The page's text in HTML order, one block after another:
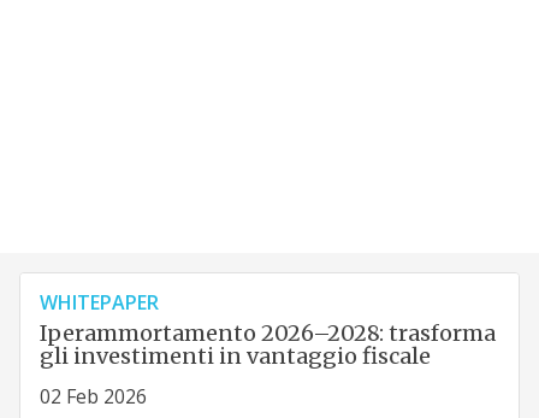
WHITEPAPER
Iperammortamento 2026–2028: trasforma
gli investimenti in vantaggio fiscale
02 Feb 2026